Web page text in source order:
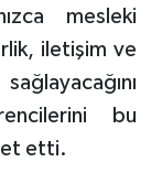
mesleki
iletişim ve
bu
etti.